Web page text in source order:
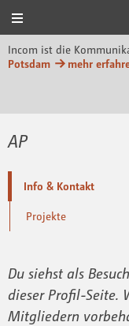
Incom ist die
Potsdam
mehr
AP
Info & Kontakt
Projekte
Du siehst als
dieser Profil-Seite.
Mitgliedern